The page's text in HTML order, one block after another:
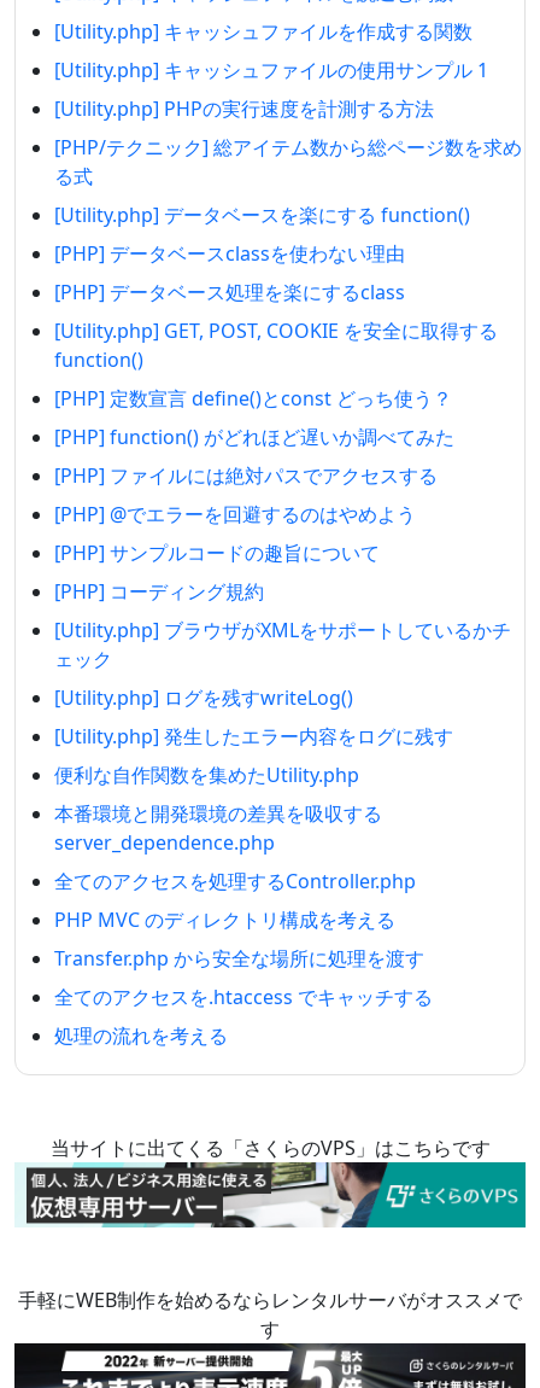
[Utility.php] キャッシュファイルを作成する関数
[Utility.php] キャッシュファイルの使用サンプル 1
[Utility.php] PHPの実行速度を計測する方法
[PHP/テクニック] 総アイテム数から総ページ数を求め
る式
[Utility.php] データベースを楽にする function()
[PHP] データベースclassを使わない理由
[PHP] データベース処理を楽にするclass
[Utility.php] GET, POST, COOKIE を安全に取得する
function()
[PHP] 定数宣言 define()とconst どっち使う？
[PHP] function() がどれほど遅いか調べてみた
[PHP] ファイルには絶対パスでアクセスする
[PHP] @でエラーを回避するのはやめよう
[PHP] サンプルコードの趣旨について
[PHP] コーディング規約
[Utility.php] ブラウザがXMLをサポートしているかチ
ェック
[Utility.php] ログを残すwriteLog()
[Utility.php] 発生したエラー内容をログに残す
便利な自作関数を集めたUtility.php
本番環境と開発環境の差異を吸収する
server_dependence.php
全てのアクセスを処理するController.php
PHP MVC のディレクトリ構成を考える
Transfer.php から安全な場所に処理を渡す
全てのアクセスを.htaccess でキャッチする
処理の流れを考える
当サイトに出てくる「さくらのVPS」はこちらです
手軽にWEB制作を始めるならレンタルサーバがオススメで
す